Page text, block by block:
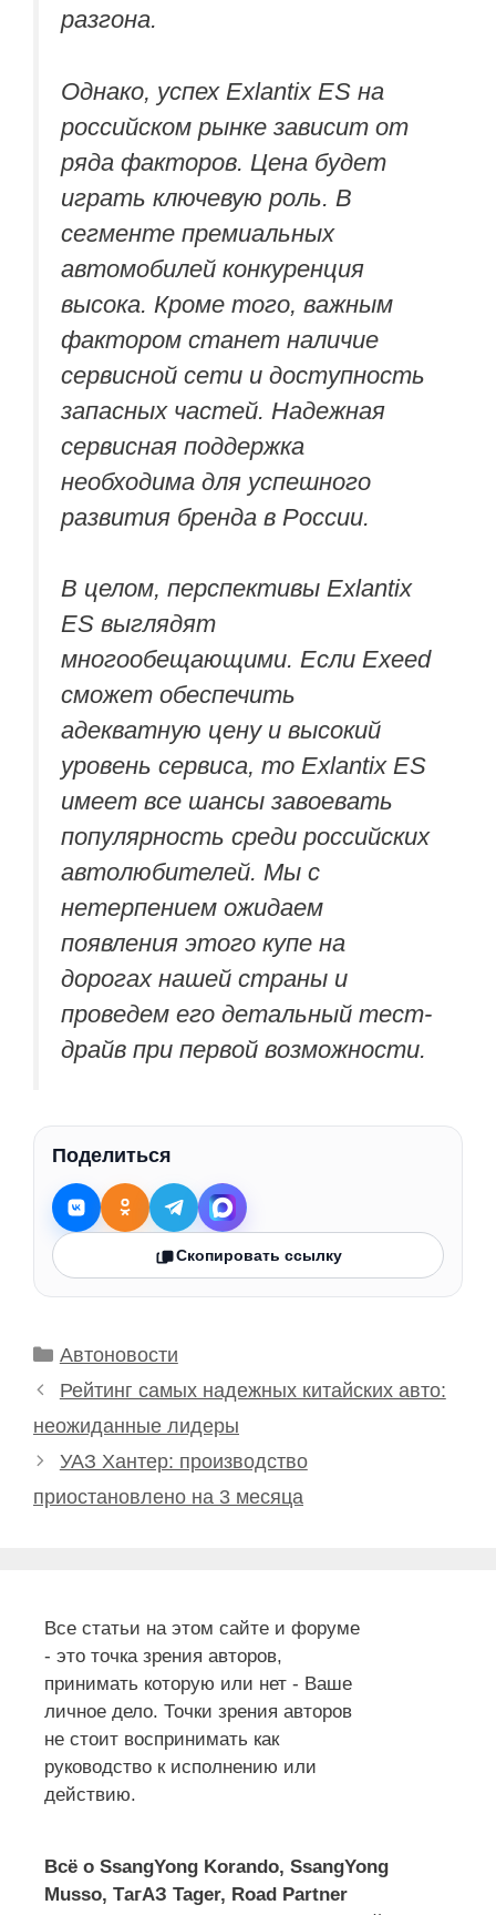
разгона.
Однако, успех Exlantix ES на
российском рынке зависит от
ряда факторов. Цена будет
играть ключевую роль. В
сегменте премиальных
автомобилей конкуренция
высока. Кроме того, важным
фактором станет наличие
сервисной сети и доступность
запасных частей. Надежная
сервисная поддержка
необходима для успешного
развития бренда в России.
В целом, перспективы Exlantix
ES выглядят
многообещающими. Если Exeed
сможет обеспечить
адекватную цену и высокий
уровень сервиса, то Exlantix ES
имеет все шансы завоевать
популярность среди российских
автолюбителей. Мы с
нетерпением ожидаем
появления этого купе на
дорогах нашей страны и
проведем его детальный тест-
драйв при первой возможности.
Поделиться
Скопировать ссылку
Рубрики
Автоновости
Рейтинг самых надежных китайских авто:
неожиданные лидеры
УАЗ Хантер: производство
приостановлено на 3 месяца
Все статьи на этом сайте и форуме
- это точка зрения авторов,
принимать которую или нет - Ваше
личное дело. Точки зрения авторов
не стоит воспринимать как
руководство к исполнению или
действию.
Всё о SsangYong Korando, SsangYong
Musso, ТагАЗ Tager, Road Partner